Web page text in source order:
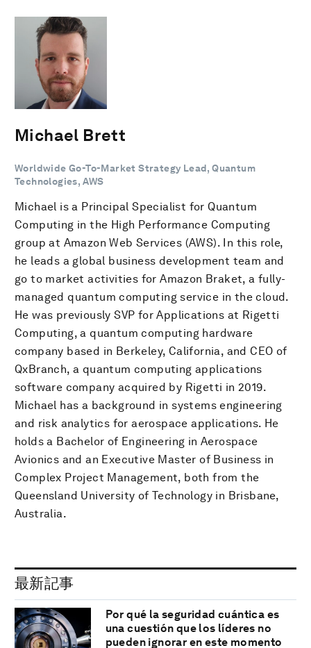
Michael Brett
Worldwide Go-To-Market Strategy Lead, Quantum
Technologies, AWS
Michael is a Principal Specialist for Quantum
Computing in the High Performance Computing
group at Amazon Web Services (AWS). In this role,
he leads a global business development team and
go to market activities for Amazon Braket, a fully-
managed quantum computing service in the cloud.
He was previously SVP for Applications at Rigetti
Computing, a quantum computing hardware
company based in Berkeley, California, and CEO of
QxBranch, a quantum computing applications
software company acquired by Rigetti in 2019.
Michael has a background in systems engineering
and risk analytics for aerospace applications. He
holds a Bachelor of Engineering in Aerospace
Avionics and an Executive Master of Business in
Complex Project Management, both from the
Queensland University of Technology in Brisbane,
Australia.
最新記事
Por qué la seguridad cuántica es
una cuestión que los líderes no
pueden ignorar en este momento